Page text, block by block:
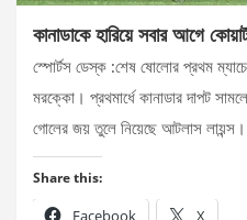
কানাডাকে হারিয়ে সবার আগে
স্পোর্টস ডেস্ক :শেষ ষোলোর প্রথম
মরক্কো। প্রথমার্ধে কানাডার দাপট
গোলের জয় তুলে নিয়েছে আটলাস লায়ন্স।
Share this:
Facebook X